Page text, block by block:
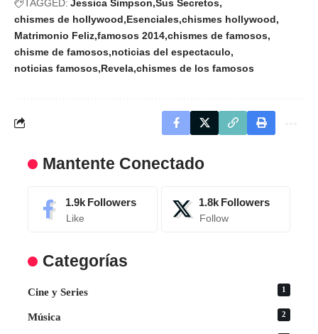
TAGGED: Jessica Simpson Sus Secretos
chismes de hollywood Esenciales chismes hollywood
Matrimonio Feliz famosos 2014 chismes de famosos
chisme de famosos noticias del espectaculo
noticias famosos Revela chismes de los famosos
Mantente Conectado
1.9k Followers
Like
1.8k Followers
Follow
Categorías
Cine y Series 1
Música 2